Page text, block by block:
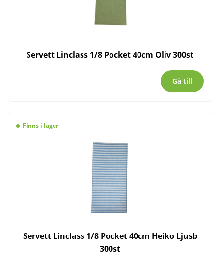
Servett Linclass 1/8 Pocket 40cm Oliv 300st
Gå till
Finns i lager
Servett Linclass 1/8 Pocket 40cm Heiko Ljusb
300st